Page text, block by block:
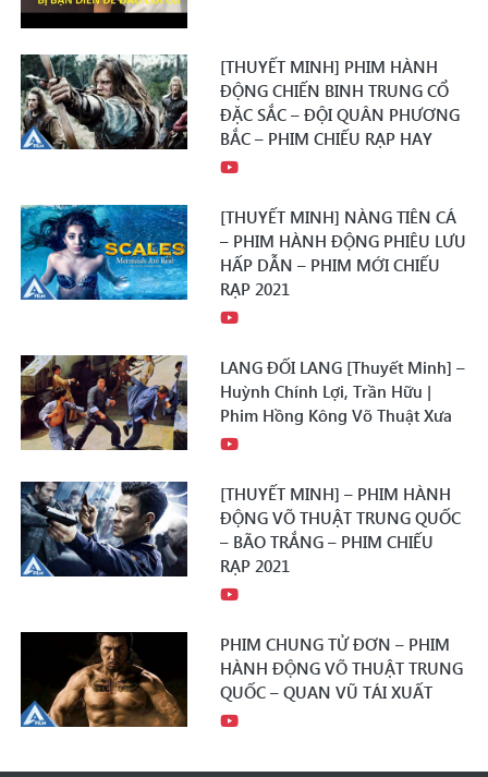
[THUYẾT MINH] PHIM HÀNH
ĐỘNG CHIẾN BINH TRUNG CỔ
ĐẶC SẮC – ĐỘI QUÂN PHƯƠNG
BẮC – PHIM CHIẾU RẠP HAY
[THUYẾT MINH] NÀNG TIÊN CÁ
– PHIM HÀNH ĐỘNG PHIÊU LƯU
HẤP DẪN – PHIM MỚI CHIẾU
RẠP 2021
LANG ĐỐI LANG [Thuyết Minh] –
Huỳnh Chính Lợi, Trần Hữu |
Phim Hồng Kông Võ Thuật Xưa
[THUYẾT MINH] – PHIM HÀNH
ĐỘNG VÕ THUẬT TRUNG QUỐC
– BÃO TRẮNG – PHIM CHIẾU
RẠP 2021
PHIM CHUNG TỬ ĐƠN – PHIM
HÀNH ĐỘNG VÕ THUẬT TRUNG
QUỐC – QUAN VŨ TÁI XUẤT